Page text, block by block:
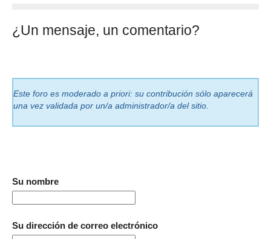
¿Un mensaje, un comentario?
Este foro es moderado a priori: su contribución sólo aparecerá
una vez validada por un/a administrador/a del sitio.
Su nombre
Su dirección de correo electrónico